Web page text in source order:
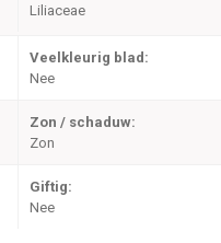
Liliaceae
Veelkleurig blad:
Nee
Zon / schaduw:
Zon
Giftig:
Nee